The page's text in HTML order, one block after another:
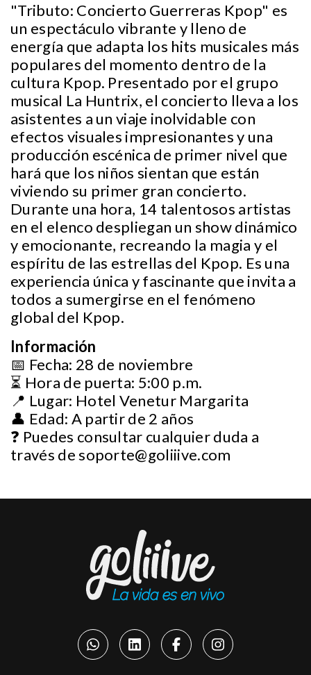
"Tributo: Concierto Guerreras Kpop" es
un espectáculo vibrante y lleno de
energía que adapta los hits musicales más
populares del momento dentro de la
cultura Kpop. Presentado por el grupo
musical La Huntrix, el concierto lleva a los
asistentes a un viaje inolvidable con
efectos visuales impresionantes y una
producción escénica de primer nivel que
hará que los niños sientan que están
viviendo su primer gran concierto.
Durante una hora, 14 talentosos artistas
en el elenco despliegan un show dinámico
y emocionante, recreando la magia y el
espíritu de las estrellas del Kpop. Es una
experiencia única y fascinante que invita a
todos a sumergirse en el fenómeno
global del Kpop.
Información
📅 Fecha: 28 de noviembre
⏳ Hora de puerta: 5:00 p.m.
📍 Lugar: Hotel Venetur Margarita
👤 Edad: A partir de 2 años
❓ Puedes consultar cualquier duda a
través desoporte@goliiive.com